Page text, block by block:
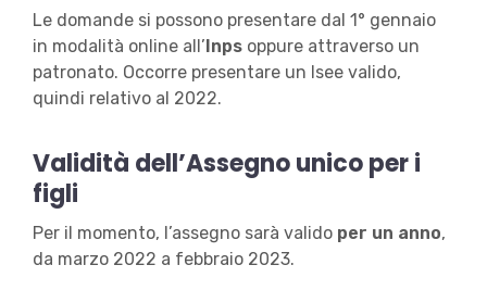
Le domande si possono presentare dal 1° gennaio
in modalità online all’ Inpsoppure attraverso un
patronato. Occorre presentare un Isee valido,
quindi relativo al 2022.
Validità dell’Assegno unico per i
figli
Per il momento, l’assegno sarà valido per un anno,
da marzo 2022 a febbraio 2023.